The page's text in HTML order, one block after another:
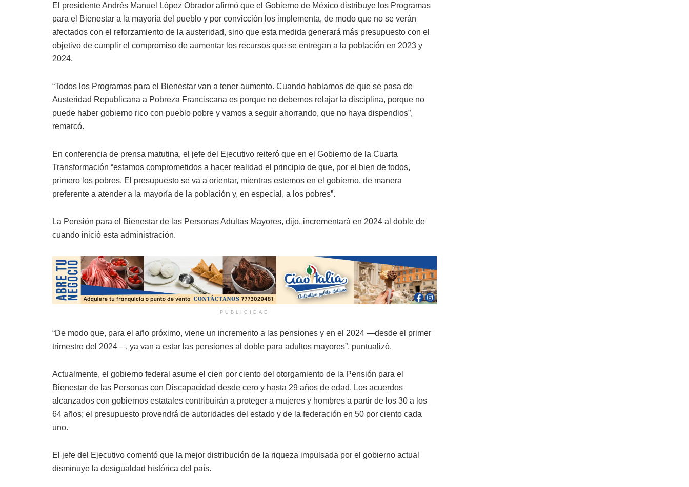
El presidente Andrés Manuel López Obrador afirmó que el Gobierno de México distribuye los Programas
para el Bienestar a la mayoría del pueblo y por convicción los implementa, de modo que no se verán
afectados con el reforzamiento de la austeridad, sino que esta medida generará más presupuesto con el
objetivo de cumplir el compromiso de aumentar los recursos que se entregan a la población en 2023 y
2024.
“Todos los Programas para el Bienestar van a tener aumento. Cuando hablamos de que se pasa de
Austeridad Republicana a Pobreza Franciscana es porque no debemos relajar la disciplina, porque no
puede haber gobierno rico con pueblo pobre y vamos a seguir ahorrando, que no haya dispendios”,
remarcó.
En conferencia de prensa matutina, el jefe del Ejecutivo reiteró que en el Gobierno de la Cuarta
Transformación “estamos comprometidos a hacer realidad el principio de que, por el bien de todos,
primero los pobres. El presupuesto se va a orientar, mientras estemos en el gobierno, de manera
preferente a atender a la mayoría de la población y, en especial, a los pobres”.
La Pensión para el Bienestar de las Personas Adultas Mayores, dijo, incrementará en 2024 al doble de
cuando inició esta administración.
PUBLICIDAD
“De modo que, para el año próximo, viene un incremento a las pensiones y en el 2024 —desde el primer
trimestre del 2024—, ya van a estar las pensiones al doble para adultos mayores”, puntualizó.
Actualmente, el gobierno federal asume el cien por ciento del otorgamiento de la Pensión para el
Bienestar de las Personas con Discapacidad desde cero y hasta 29 años de edad. Los acuerdos
alcanzados con gobiernos estatales contribuirán a proteger a mujeres y hombres a partir de los 30 a los
64 años; el presupuesto provendrá de autoridades del estado y de la federación en 50 por ciento cada
uno.
El jefe del Ejecutivo comentó que la mejor distribución de la riqueza impulsada por el gobierno actual
disminuye la desigualdad histórica del país.